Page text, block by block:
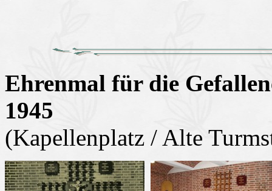
Ehrenmal für die
1945
(Kapellenplatz / Alte